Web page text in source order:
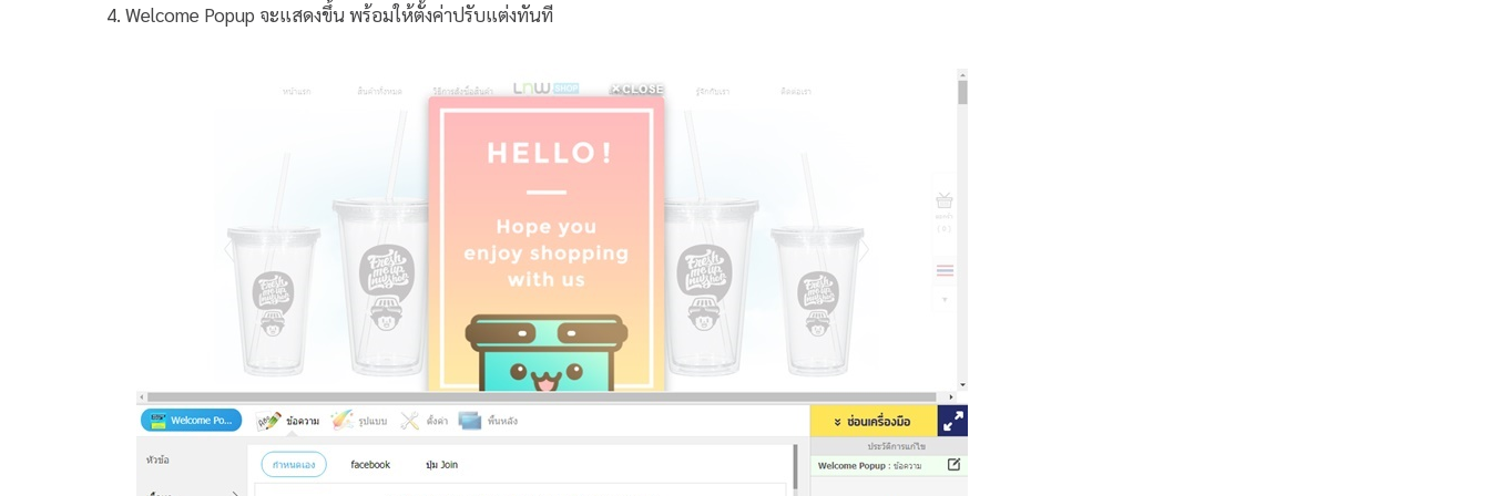
4. Welcome Popup จะแสดงขึ้น พร้อมให้ตั้งค่าปรับแต่งทันที